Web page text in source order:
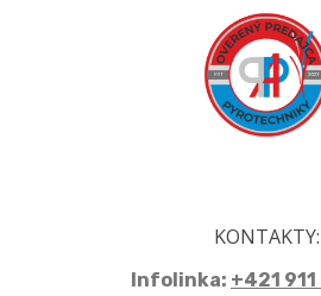
KONTAKTY:
Infolinka: +421